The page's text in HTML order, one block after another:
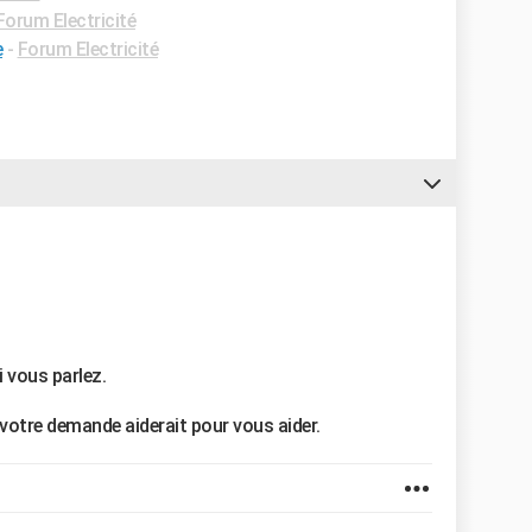
Electricité
- Forum Electricité
vous parlez.
demande aiderait pour vous aider.